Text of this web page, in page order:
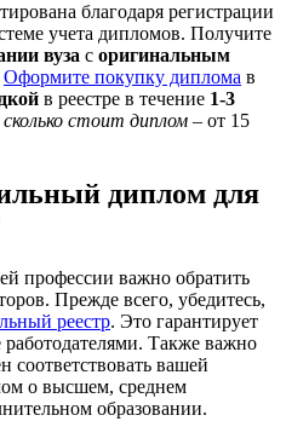
благодаря регистрации
учета дипломов. Получите
вуза с оригинальным
Оформите покупку диплома в
в реестре в течение 1-3
сколько стоит диплом – от 15
диплом для
профессии важно обратить
Прежде всего, убедитесь,
реестр. Это гарантирует
Также важно
соответствовать вашей
о высшем, среднем
образовании.